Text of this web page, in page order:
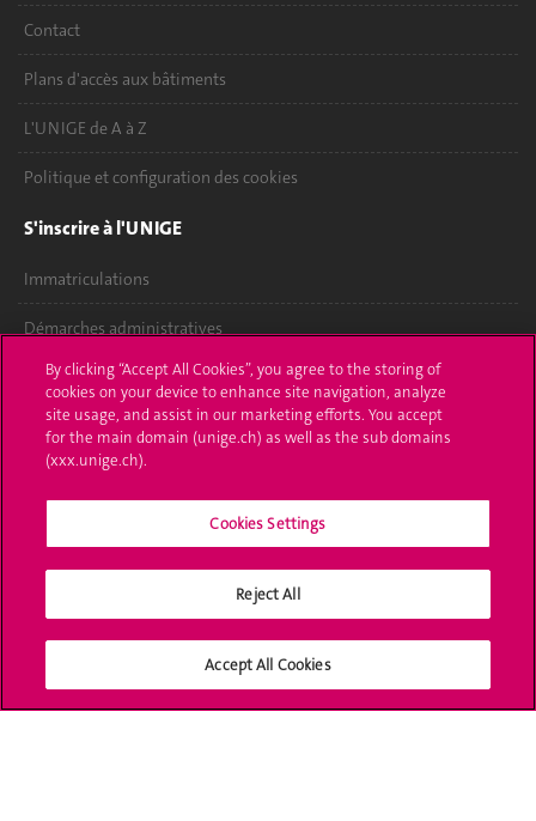
Contact
Plans d'accès aux bâtiments
L'UNIGE de A à Z
Politique et configuration des cookies
S'inscrire à l'UNIGE
Immatriculations
Démarches administratives
Poser une question
L'UNIGE vous informe
Offres d'emploi
Bibliothèque
By clicking “Accept All Cookies”, you agree to the storing of
cookies on your device to enhance site navigation, analyze
site usage, and assist in our marketing efforts. You accept
for the main domain (unige.ch) as well as the sub domains
(xxx.unige.ch).
Cookies Settings
Reject All
Accept All Cookies